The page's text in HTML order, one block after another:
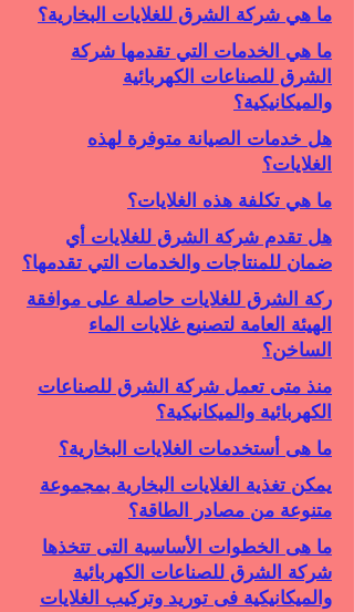
ما هي شركة الشرق للغلايات البخارية؟
ما هي الخدمات التي تقدمها شركة
الشرق للصناعات الكهربائية
والميكانيكية؟
هل خدمات الصيانة متوفرة لهذه
الغلايات؟
ما هي تكلفة هذه الغلايات؟
هل تقدم شركة الشرق للغلايات أي
ضمان للمنتاجات والخدمات التي تقدمها؟
ركة الشرق للغلايات حاصلة على موافقة
الهيئة العامة لتصنيع غلايات الماء
الساخن؟
منذ متى تعمل شركة الشرق للصناعات
الكهربائية والميكانيكية؟
ما هى أستخدمات الغلايات البخارية؟
يمكن تغذية الغلايات البخارية بمجموعة
متنوعة من مصادر الطاقة؟
ما هى الخطوات الأساسية التى تتخذها
شركة الشرق للصناعات الكهربائية
والميكانيكية فى توريد وتركيب الغلايات